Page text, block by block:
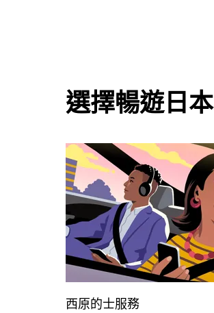
選擇暢遊日
西原的士服務